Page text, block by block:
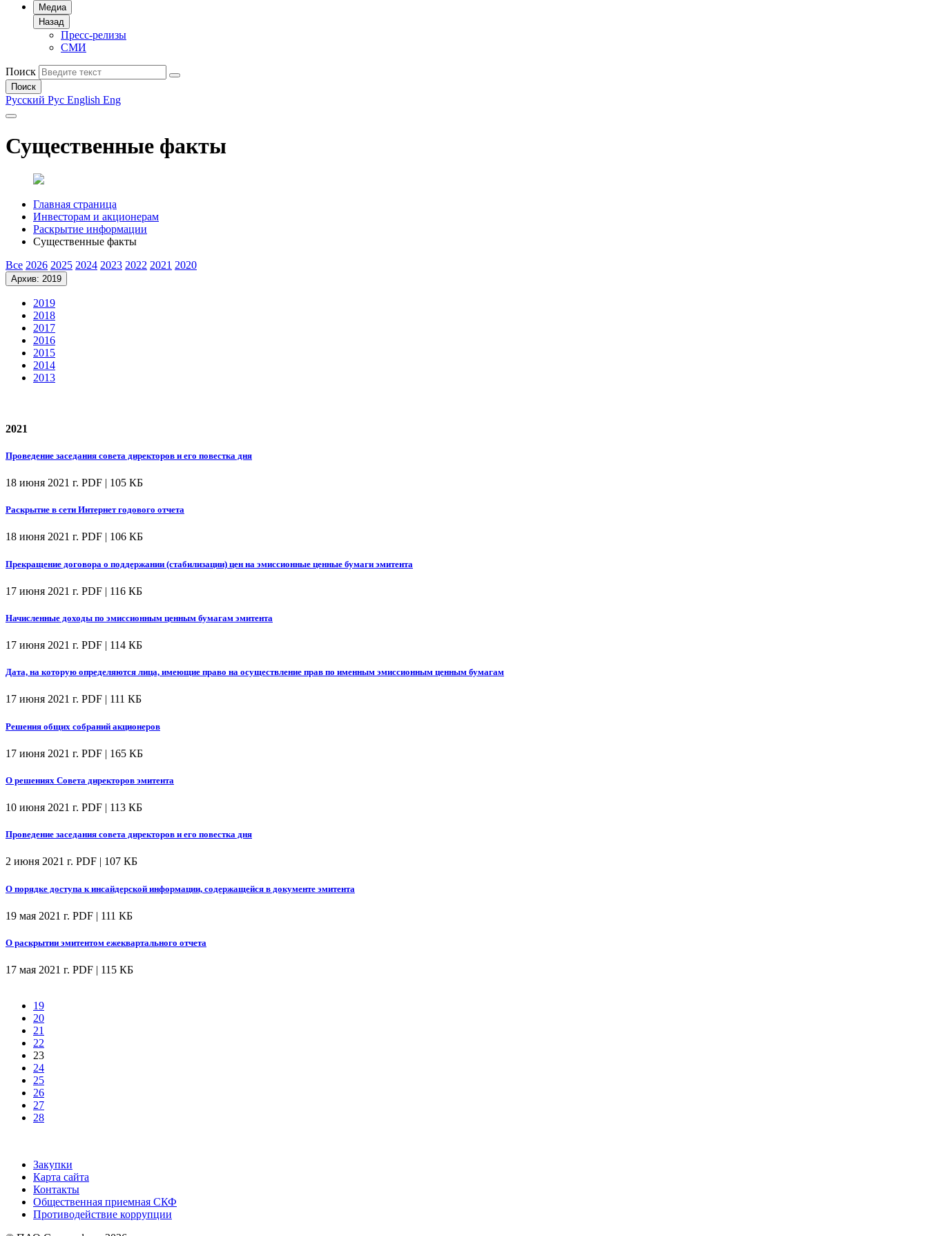
Медиа
Назад
Пресс-релизы
СМИ
Поиск
Поиск
Русский Рус English Eng
Существенные факты
Главная страница
Инвесторам и акционерам
Раскрытие информации
Существенные факты
Все 2026 2025 2024 2023 2022 2021 2020
Архив: 2019
2019
2018
2017
2016
2015
2014
2013
2021
Проведение заседания совета директоров и его повестка дня
18 июня 2021 г. PDF | 105 КБ
Раскрытие в сети Интернет годового отчета
18 июня 2021 г. PDF | 106 КБ
Прекращение договора о поддержании (стабилизации) цен на эмиссионные ценные бумаги эмитента
17 июня 2021 г. PDF | 116 КБ
Начисленные доходы по эмиссионным ценным бумагам эмитента
17 июня 2021 г. PDF | 114 КБ
Дата, на которую определяются лица, имеющие право на осуществление прав по именным эмиссионным ценным бумагам
17 июня 2021 г. PDF | 111 КБ
Решения общих собраний акционеров
17 июня 2021 г. PDF | 165 КБ
О решениях Совета директоров эмитента
10 июня 2021 г. PDF | 113 КБ
Проведение заседания совета директоров и его повестка дня
2 июня 2021 г. PDF | 107 КБ
О порядке доступа к инсайдерской информации, содержащейся в документе эмитента
19 мая 2021 г. PDF | 111 КБ
О раскрытии эмитентом ежеквартального отчета
17 мая 2021 г. PDF | 115 КБ
19
20
21
22
23
24
25
26
27
28
Закупки
Карта сайта
Контакты
Общественная приемная СКФ
Противодействие коррупции